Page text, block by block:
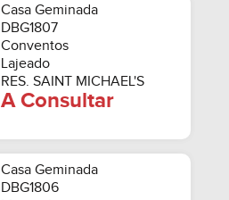
Casa Geminada
DBG1807
Conventos
Lajeado
RES. SAINT MICHAEL'S
A Consultar
Casa Geminada
DBG1806